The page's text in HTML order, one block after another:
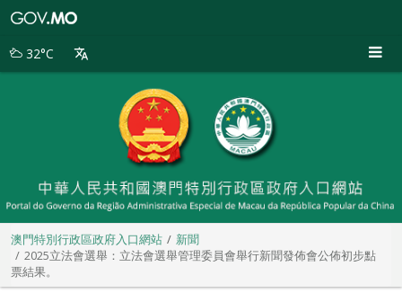
別
32°C
澳門特別行政區政府入口網站
新聞
2025立法會選舉：立法會選舉管理委員會舉行新聞發佈會公佈初步點
票結果。